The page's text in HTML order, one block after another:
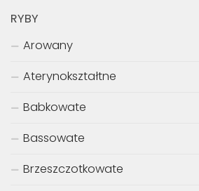
RYBY
Arowany
Aterynokształtne
Babkowate
Bassowate
Brzeszczotkowate